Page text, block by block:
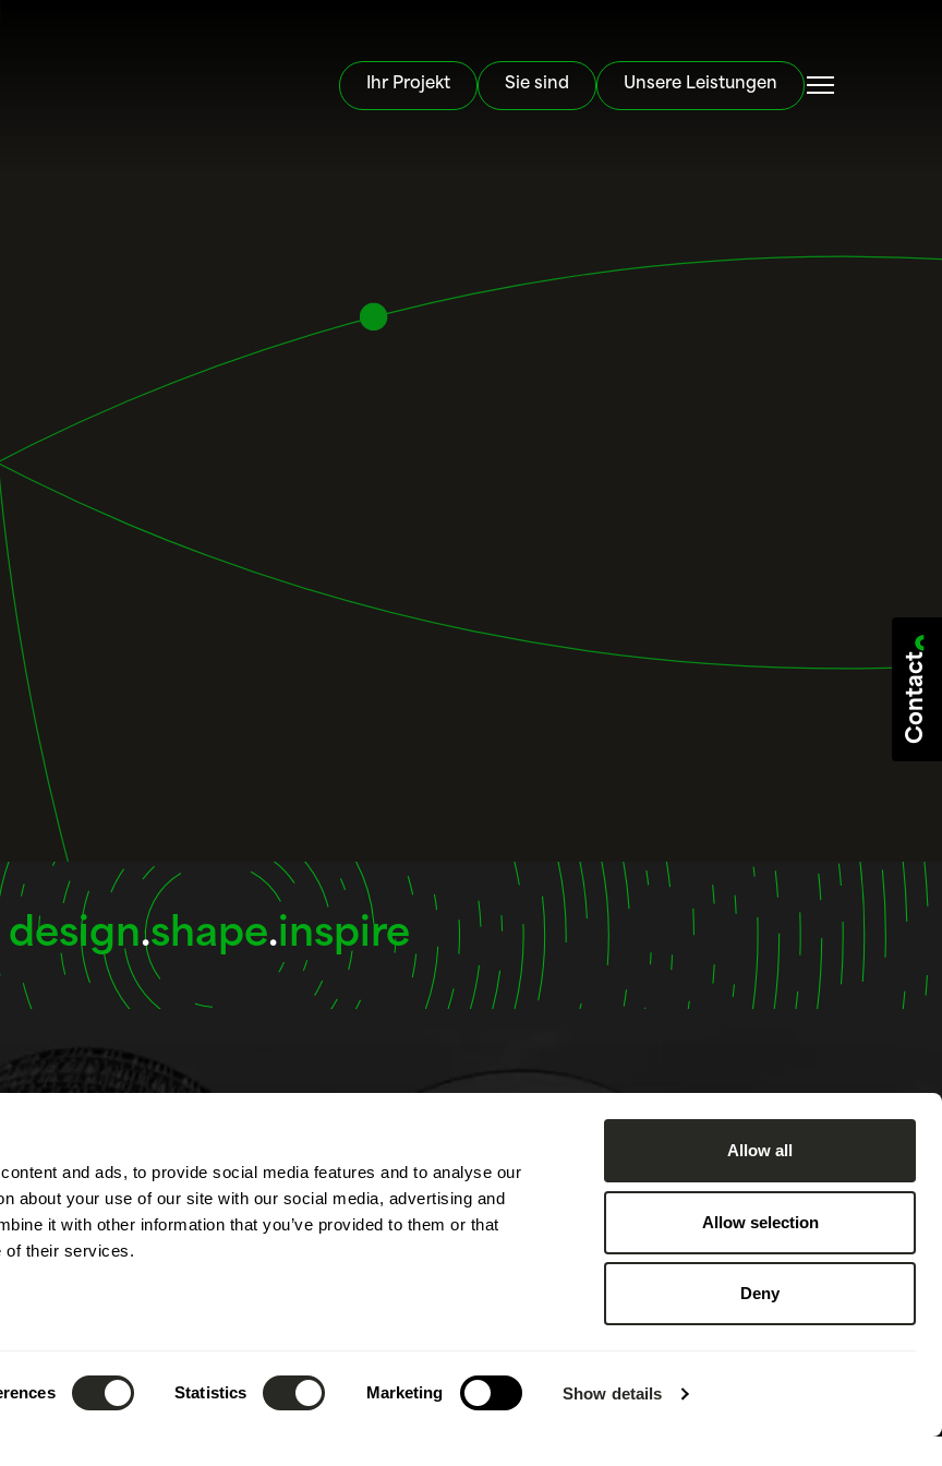
and ads, to provide social media features and to analyse our
about your use of our site with our social media, advertising and
it with other information that you’ve provided to them or that
of their services.
Statistics Marketing Show details
Allow all
Allow selection
Deny
Ihr Projekt Sie sind Unsere Leistungen
Contact
design.shape.inspire
Das Unternehmen ist von Montag
bis Freitag von 7:00 bis 17:00 Uhr
geöffnet.
Feiertagen und während des
Jahresurlaubs.